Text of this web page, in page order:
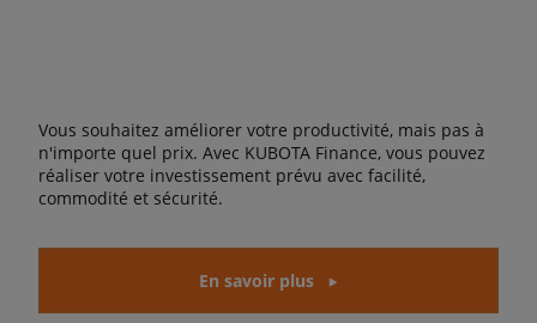
Vous souhaitez améliorer votre productivité, mais pas à
n'importe quel prix. Avec KUBOTA Finance, vous pouvez
réaliser votre investissement prévu avec facilité,
commodité et sécurité.
En savoir plus